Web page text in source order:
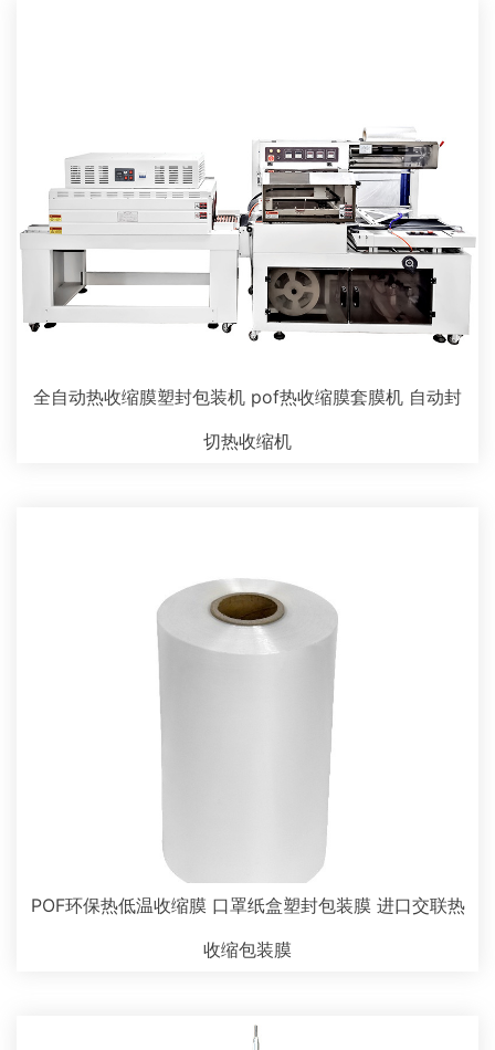
全自动热收缩膜塑封包装机 pof热收缩膜套膜机 自动封
切热收缩机
POF环保热低温收缩膜 口罩纸盒塑封包装膜 进口交联热
收缩包装膜